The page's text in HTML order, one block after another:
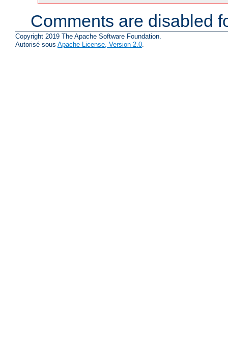
Comments are disabled
Copyright 2019 The Apache Software Foundation.
Autorisé sous Apache License, Version 2.0.